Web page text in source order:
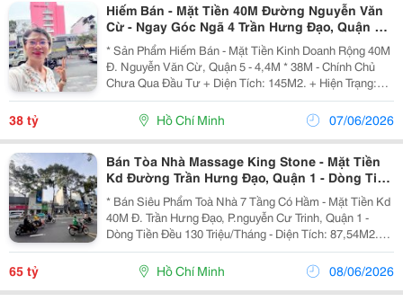
Hiếm Bán - Mặt Tiền 40M Đường Nguyễn Văn
Cừ - Ngay Góc Ngã 4 Trần Hưng Đạo, Quận 1 -
145M2 - Chính Chủ 1 Đời Xưa
* Sản Phẩm Hiếm Bán - Mặt Tiền Kinh Doanh Rộng 40M
Đ. Nguyễn Văn Cừ, Quận 5 - 4,4M * 38M - Chính Chủ
Chưa Qua Đầu Tư + Diện Tích: 145M2. + Hiện Trạng:
Nhà 3 Tầng. + Khu Vực Được Xây Dựng: 1 Hầm, 1 Trệt,
1 Lửng, 6 Tầng Sân Thượng. + Ngay Góc Trần...
38 tỷ Hồ Chí Minh 07/06/2026
Bán Tòa Nhà Massage King Stone - Mặt Tiền
Kd Đường Trần Hưng Đạo, Quận 1 - Dòng Tiền
Đều 130 Triệu/Tháng* Lh Giang Giang:
* Bán Siêu Phẩm Toà Nhà 7 Tầng Có Hầm - Mặt Tiền Kd
40M Đ. Trần Hưng Đạo, P.nguyễn Cư Trinh, Quận 1 -
Dòng Tiền Đều 130 Triệu/Tháng - Diện Tích: 87,54M2.
Ngang 3,5M Nở Hậu 5,1M * 20M. - Kết Cấu: 1 Hầm - 6
Tầng - Thang Máy. - Đang Kinh Doanh...
65 tỷ Hồ Chí Minh 08/06/2026